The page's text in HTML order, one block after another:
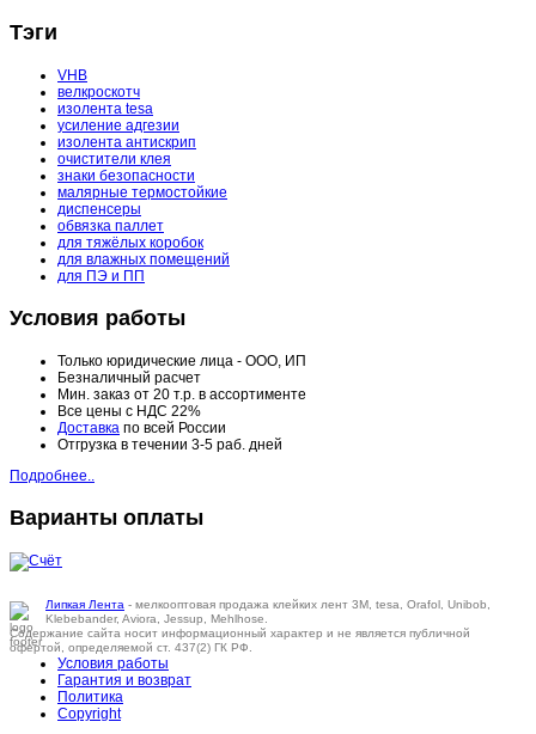
Тэги
VHB
велкроскотч
изолента tesa
усиление адгезии
изолента антискрип
очистители клея
знаки безопасности
малярные термостойкие
диспенсеры
обвязка паллет
для тяжёлых коробок
для влажных помещений
для ПЭ и ПП
Условия работы
Только юридические лица - ООО, ИП
Безналичный расчет
Мин. заказ от 20 т.р. в ассортименте
Все цены с НДС 22%
Доставка по всей России
Отгрузка в течении 3-5 раб. дней
Подробнее..
Варианты оплаты
Липкая Лента - мелкооптовая продажа клейких лент 3M, tesa, Orafol, Unibob,
Klebebander, Aviora, Jessup, Mehlhose.
Содержание сайта носит информационный характер и не является публичной
офертой, определяемой ст. 437(2) ГК РФ.
Условия работы
Гарантия и возврат
Политика
Copyright